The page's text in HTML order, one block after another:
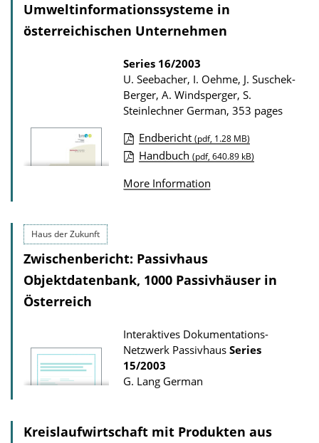
Umweltinformationssysteme in
österreichischen Unternehmen
Series 16/2003
U. Seebacher, I. Oehme, J. Suschek-
Berger, A. Windsperger, S.
Steinlechner German, 353 pages
P
b
c
a
o
n
D
n
Endbericht (pdf, 1.28 MB)
Handbuch (pdf, 640.89 kB)
More Information
Haus der Zukunft
Zwischenbericht: Passivhaus
Objektdatenbank, 1000 Passivhäuser in
Österreich
Interaktives Dokumentations-
Netzwerk Passivhaus Series
15/2003
G. Lang German
Kreislaufwirtschaft mit Produkten aus